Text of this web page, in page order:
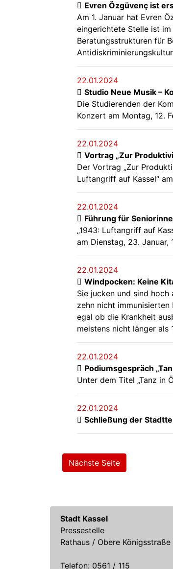
Evren Özgüvenç ist
Am 1. Januar hat Evren
eingerichtete Stelle ist
Beratungsstrukturen für
22.01.2024
Studio Neue Musik –
Die Studierenden der
Konzert am Montag, 12.
22.01.2024
Vortrag „Zur
Der Vortrag „Zur
Luftangriff auf Kassel“
22.01.2024
Führung für
„1943: Luftangriff auf
am Dienstag, 23. Januar,
22.01.2024
Windpocken: Keine
Sie jucken und sind
zehn nicht
egal ob die Krankheit
meistens nicht länger als
22.01.2024
Podiumsgespräch
Unter dem Titel „Tanz in
22.01.2024
Schließung der
Nächste Seite
Stadt Kassel
Pressestelle
Rathaus / Obere
Telefon: 0561 / 115